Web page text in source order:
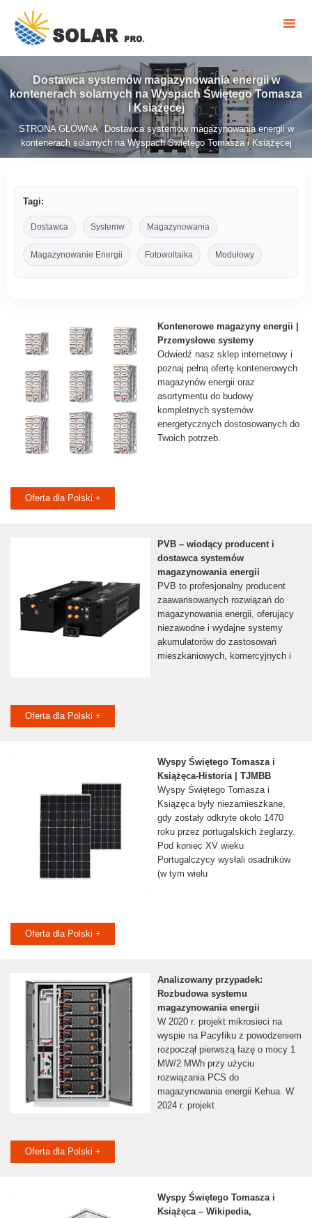
Dostawca systemów magazynowania energii w
kontenerach solarnych na Wyspach Świętego Tomasza
i Książęcej
STRONA GŁÓWNA/ Dostawca systemów magazynowania energii w
kontenerach solarnych na Wyspach Świętego Tomasza i Książęcej
Tagi:
Dostawca Systemw Magazynowania
Magazynowanie Energii Fotowoltaika Modułowy
Kontenerowe magazyny energii |
Przemysłowe systemy
Odwiedź nasz sklep internetowy i
poznaj pełną ofertę kontenerowych
magazynów energii oraz
asortymentu do budowy
kompletnych systemów
energetycznych dostosowanych do
Twoich potrzeb.
Oferta dla Polski +
PVB – wiodący producent i
dostawca systemów
magazynowania energii
PVB to profesjonalny producent
zaawansowanych rozwiązań do
magazynowania energii, oferujący
niezawodne i wydajne systemy
akumulatorów do zastosowań
mieszkaniowych, komercyjnych i
Oferta dla Polski +
Wyspy Świętego Tomasza i
Książęca-Historia | TJMBB
Wyspy Świętego Tomasza i
Książęca były niezamieszkane,
gdy zostały odkryte około 1470
roku przez portugalskich żeglarzy.
Pod koniec XV wieku
Portugalczycy wysłali osadników
(w tym wielu
Oferta dla Polski +
Analizowany przypadek:
Rozbudowa systemu
magazynowania energii
W 2020 r. projekt mikrosieci na
wyspie na Pacyfiku z powodzeniem
rozpoczął pierwszą fazę o mocy 1
MW/2 MWh przy użyciu
rozwiązania PCS do
magazynowania energii Kehua. W
2024 r. projekt
Oferta dla Polski +
Wyspy Świętego Tomasza i
Książęca – Wikipedia,